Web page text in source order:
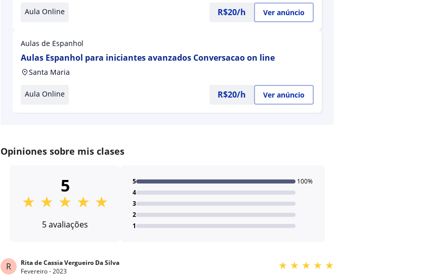
Aula Online R$20/h Ver anúncio
Aulas de Espanhol
Aulas Espanhol para iniciantes avanzados Conversacao on line
Santa Maria
Aula Online R$20/h Ver anúncio
Opiniones sobre mis clases
5
★ ★ ★ ★ ★
5 avaliações 1
2
3
4
5 100%
R
Rita de Cassia Vergueiro Da Silva
Fevereiro - 2023
★ ★ ★ ★ ★